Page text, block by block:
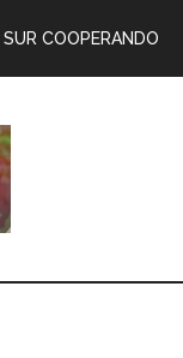
SUR COOPERANDO